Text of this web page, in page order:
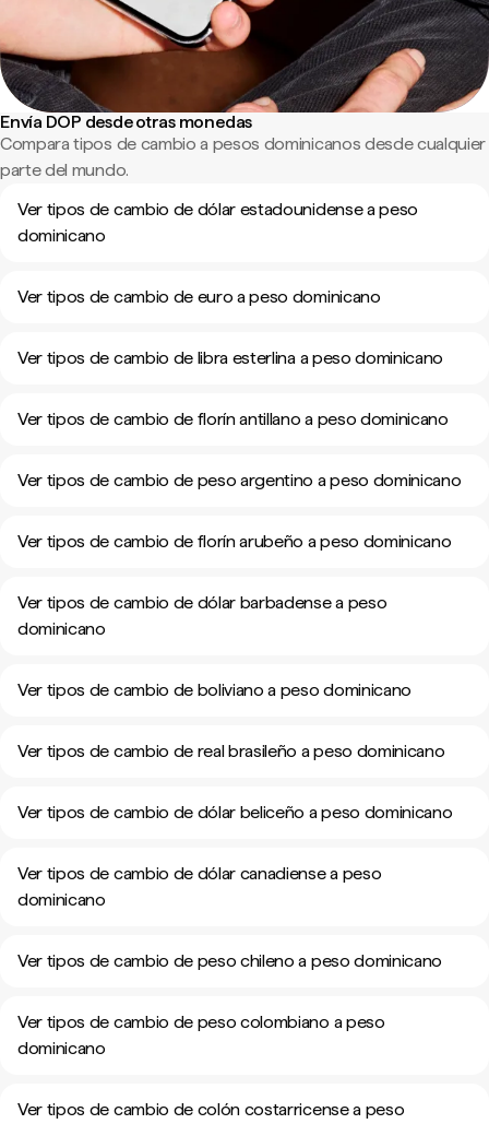
Envía DOP desde otras monedas
Compara tipos de cambio a pesos dominicanos desde cualquier
parte del mundo.
Ver tipos de cambio de dólar estadounidense a peso
dominicano
Ver tipos de cambio de euro a peso dominicano
Ver tipos de cambio de libra esterlina a peso dominicano
Ver tipos de cambio de florín antillano a peso dominicano
Ver tipos de cambio de peso argentino a peso dominicano
Ver tipos de cambio de florín arubeño a peso dominicano
Ver tipos de cambio de dólar barbadense a peso
dominicano
Ver tipos de cambio de boliviano a peso dominicano
Ver tipos de cambio de real brasileño a peso dominicano
Ver tipos de cambio de dólar beliceño a peso dominicano
Ver tipos de cambio de dólar canadiense a peso
dominicano
Ver tipos de cambio de peso chileno a peso dominicano
Ver tipos de cambio de peso colombiano a peso
dominicano
Ver tipos de cambio de colón costarricense a peso